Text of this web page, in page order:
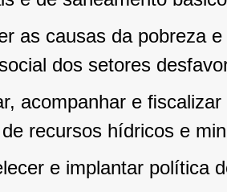
as causas da pobreza
dos setores
acompanhar e
recursos hídricos e
e implantar política